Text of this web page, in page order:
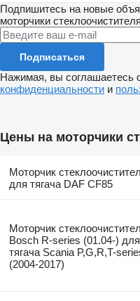
Подпишитесь на новые
моторчики стеклоочистителя
Подписаться
Нажимая, вы соглашаетесь
конфиденциальности и
Цены на моторчики
Моторчик
для тягача DAF CF85
Моторчик
Bosch R-series (01.04-) для
тягача Scania P,G,R,T-
(2004-2017)